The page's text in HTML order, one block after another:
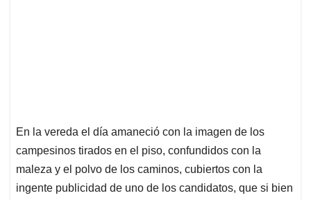
En la vereda el día amaneció con la imagen de los
campesinos tirados en el piso, confundidos con la
maleza y el polvo de los caminos, cubiertos con la
ingente publicidad de uno de los candidatos, que si bien